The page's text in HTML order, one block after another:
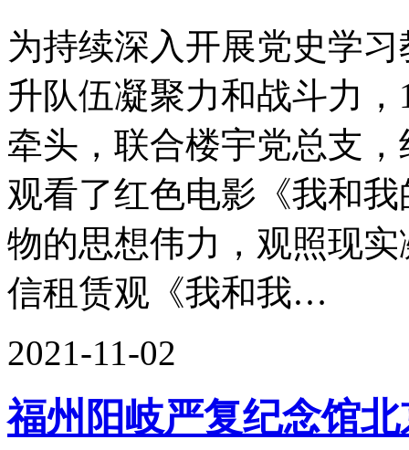
为持续深入开展党史学
升队伍凝聚力和战斗力
牵头，联合楼宇党总支
观看了红色电影《我和
物的思想伟力，观照现
信租赁观《我和我…
2021-11-02
福州阳岐严复纪念馆